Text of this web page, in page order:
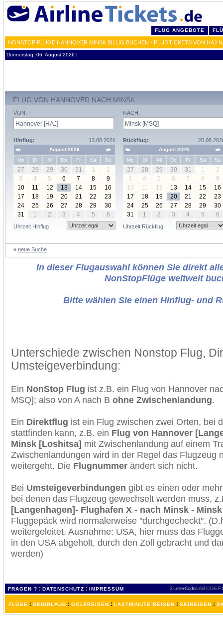
FLUG ANGEBOTE
NONSTOP FLÜGE HANNOVER MINSK BILLIG BUCHEN - FLUGTICKETS VON HAJ
Donnerstag, 06. August 2026 ¦
FLUG VON HANNOVER NACH MINSK
VON:
Hinflug: 13.08.2026
August 2026
Mo
Di Mi Do Fr Sa So
27 28 29 30 31 1
2
3
4 5 6 7 8
9
10
11 12 13 14 15
16
17
18 19 20 21 22
23
24
25 26 27 28 29
30
31
1 2 3 4 5 6
Uhrzeit Hinflug
NACH:
Rückflug:
August 2026
Mo
Di Mi Do Fr Sa So
27 28 29 30 31 1
2
3
4 5 6 7 8
9
10
11 12 13 14 15
16
17
18 19 20 21 22
23
24
25 26 27 28 29
30
31
1 2 3 4 5 6
Uhrzeit Rückflug
» neue Suche
In dieser Flugauswahl können Sie direkt
NonStopFlüge weltweit
Bitte wählen Sie einen Hinflug- und
Unterschiede zwischen Nonstop Flug,
Umsteigeverbindung:
Ein NonStop Flug ist z.B. ein Flug von Hannover
MSQ]; also von A nach B ohne Zwischenlandung.
Ein Direktflug ist ein Flug zwischen zwei Orten, bei
stattfinden kann, z.B. ein Flug von Hannover
Minsk [Loshitsa] mit Zwischenlandung auf einem
Zwischenlandungen wird in der Regel das Flugzeug
weitergeht. Die Flugnummer ändert sich nicht.
Bei Umsteigeverbindungen gibt es einen oder
bei denen das Flugzeug gewechselt werden muss,
[Langenhagen]- Flughafen X - nach Minsk -
Fluggepäck wird normalerweise "durchgecheckt".
weitergeleitet. Ausnahme: USA, hier muss das
in den USA abgeholt, durch den Zoll gebracht und
werden)
FRAGEN ? : DATENSCHUTZ : IMPRESSUM 3 Letter-Codes ABCDEF
FLÜGE : SKIURLAUB : GOLFREISEN : LASTMINUTE REISEN : SKIREISEN :